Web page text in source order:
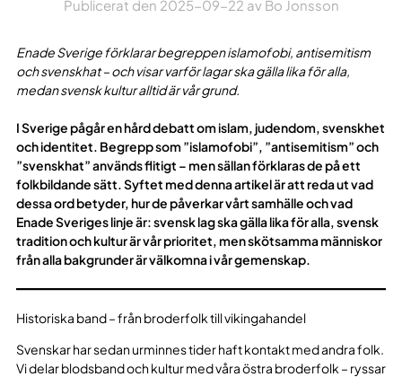
Publicerat den 2025-09-22 av Bo Jonsson
Enade Sverige förklarar begreppen islamofobi, antisemitism
och svenskhat – och visar varför lagar ska gälla lika för alla,
medan svensk kultur alltid är vår grund.
I Sverige pågår en hård debatt om islam, judendom, svenskhet
och identitet. Begrepp som ”islamofobi”, ”antisemitism” och
”svenskhat” används flitigt – men sällan förklaras de på ett
folkbildande sätt. Syftet med denna artikel är att reda ut vad
dessa ord betyder, hur de påverkar vårt samhälle och vad
Enade Sveriges linje är: svensk lag ska gälla lika för alla, svensk
tradition och kultur är vår prioritet, men skötsamma människor
från alla bakgrunder är välkomna i vår gemenskap.
Historiska band – från broderfolk till vikingahandel
Svenskar har sedan urminnes tider haft kontakt med andra folk.
Vi delar blodsband och kultur med våra östra broderfolk – ryssar